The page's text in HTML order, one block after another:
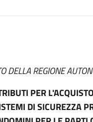
DELLA REGIONE
PER
DI SICUREZZA